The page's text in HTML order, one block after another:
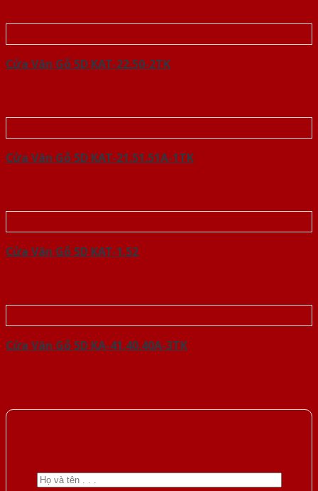
Cửa Vân Gỗ 5D KAT-22.50-2TK
Cửa Vân Gỗ 5D KAT-21.51.51A-1TK
Cửa Vân Gỗ 5D KAT-1.52
Cửa Vân Gỗ 5D KA-41.40.40A-3TK